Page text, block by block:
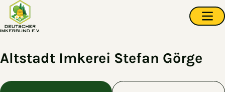
Zum Hauptinhalt springen
Altstadt Imkerei Stefan Görge